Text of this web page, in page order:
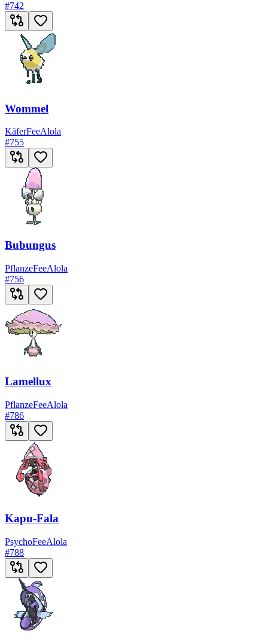
#742
Wommel
KäferFeeAlola
#755
Bubungus
PflanzeFeeAlola
#756
Lamellux
PflanzeFeeAlola
#786
Kapu-Fala
PsychoFeeAlola
#788